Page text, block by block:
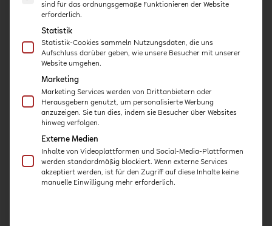
entstanden!
Das Team vonconsileoaus IT-Experten und
Juristen verfügt über umfassende und
branchenübergreifende Erfahrungen im Bereich
Datenschutz.
Es zeichnet sich durch kompetente,
sind für das ordnungsgemäße Funktionieren der Website
erforderlich.
Statistik
Statistik-Cookies sammeln Nutzungsdaten, die uns
Aufschluss darüber geben, wie unsere Besucher mit unserer
Website umgehen.
Marketing
Marketing Services werden von Drittanbietern oder
Herausgebern genutzt, um personalisierte Werbung
anzuzeigen. Sie tun dies, indem sie Besucher über Websites
hinweg verfolgen.
Externe Medien
Inhalte von Videoplattformen und Social-Media-Plattformen
werden standardmäßig blockiert. Wenn externe Services
akzeptiert werden, ist für den Zugriff auf diese Inhalte keine
manuelle Einwilligung mehr erforderlich.